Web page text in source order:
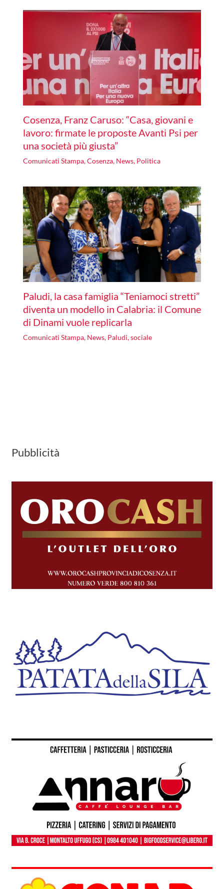
Cosenza, Franz Caruso: “Casa, giovani e
lavoro: firmate le proposte Avanti Psi per
una società più giusta”
Comunicati Stampa,Cosenza, News, Politica
Paludi, la casa famiglia “Teniamoci stretti”
diventa un modello in Calabria: il Comune
di Dinami vuole replicarla
Comunicati Stampa, News, Paludi,sociale
Pubblicità